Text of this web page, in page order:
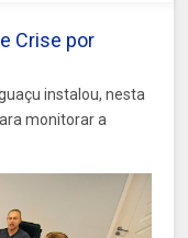
Crise por
instalou, nesta
monitorar a